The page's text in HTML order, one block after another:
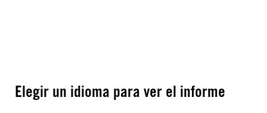
Elegir un idioma para ver el informe